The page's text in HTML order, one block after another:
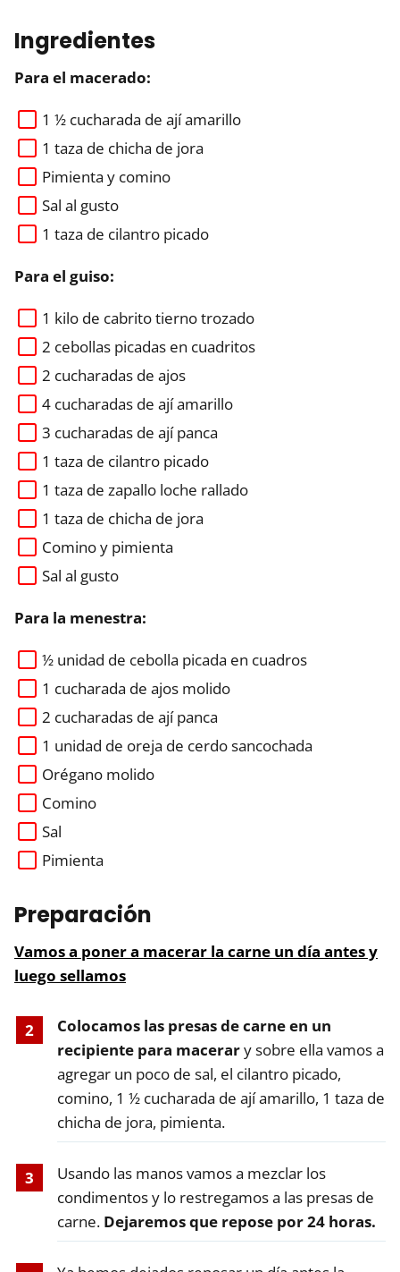
Ingredientes
Para el macerado:
1 ½ cucharada de ají amarillo
1 taza de chicha de jora
Pimienta y comino
Sal al gusto
1 taza de cilantro picado
Para el guiso:
1 kilo de cabrito tierno trozado
2 cebollas picadas en cuadritos
2 cucharadas de ajos
4 cucharadas de ají amarillo
3 cucharadas de ají panca
1 taza de cilantro picado
1 taza de zapallo loche rallado
1 taza de chicha de jora
Comino y pimienta
Sal al gusto
Para la menestra:
½ unidad de cebolla picada en cuadros
1 cucharada de ajos molido
2 cucharadas de ají panca
1 unidad de oreja de cerdo sancochada
Orégano molido
Comino
Sal
Pimienta
Preparación
Vamos a poner a macerar la carne un día antes y
luego sellamos
Colocamos las presas de carne en un
recipiente para macerary sobre ella vamos a
agregar un poco de sal, el cilantro picado,
comino, 1 ½ cucharada de ají amarillo, 1 taza de
chicha de jora, pimienta.
Usando las manos vamos a mezclar los
condimentos y lo restregamos a las presas de
carne. Dejaremos que repose por 24 horas.